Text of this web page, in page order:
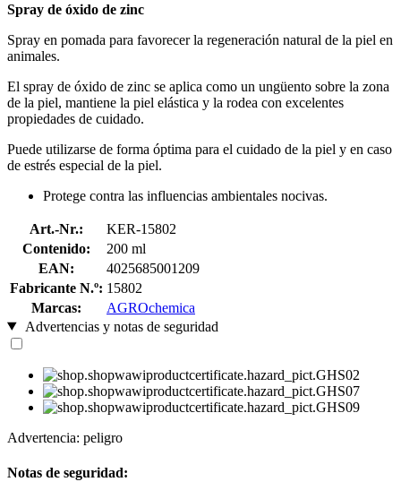
Spray de óxido de zinc
Spray en pomada para favorecer la regeneración natural de la piel en
animales.
El spray de óxido de zinc se aplica como un ungüento sobre la zona
de la piel, mantiene la piel elástica y la rodea con excelentes
propiedades de cuidado.
Puede utilizarse de forma óptima para el cuidado de la piel y en caso
de estrés especial de la piel.
Protege contra las influencias ambientales nocivas.
Art.-Nr.:
KER-15802
Contenido:
200 ml
EAN:
4025685001209
Fabricante N.º: 15802
Marcas:
AGROchemica
Advertencias y notas de seguridad
Advertencia: peligro
Notas de seguridad: